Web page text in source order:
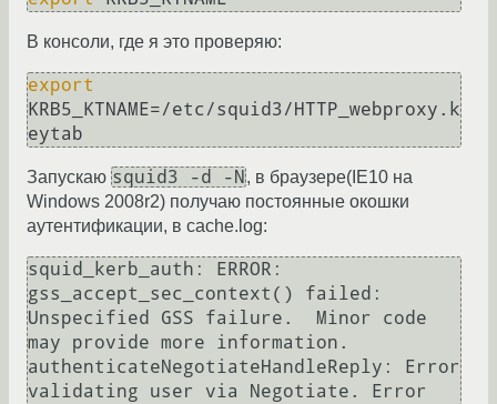
В консоли, где я это проверяю:
export
KRB5_KTNAME=/etc/squid3/HTTP_webproxy.k
Запускаю squid3 -d -N , в браузере(IE10 на
Windows 2008r2) получаю постоянные окошки
аутентификации, в cache.log:
squid_kerb_auth: ERROR:
gss_accept_sec_context() failed:
Unspecified GSS failure.  Minor code
may provide more information.
authenticateNegotiateHandleReply: Error
validating user via Negotiate. Error